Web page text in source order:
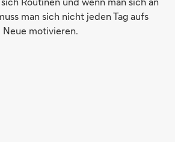
man sich nicht jeden Tag aufs
Neue motivieren.